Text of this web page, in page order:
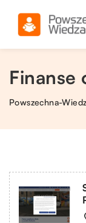
Finanse
Powszechna-